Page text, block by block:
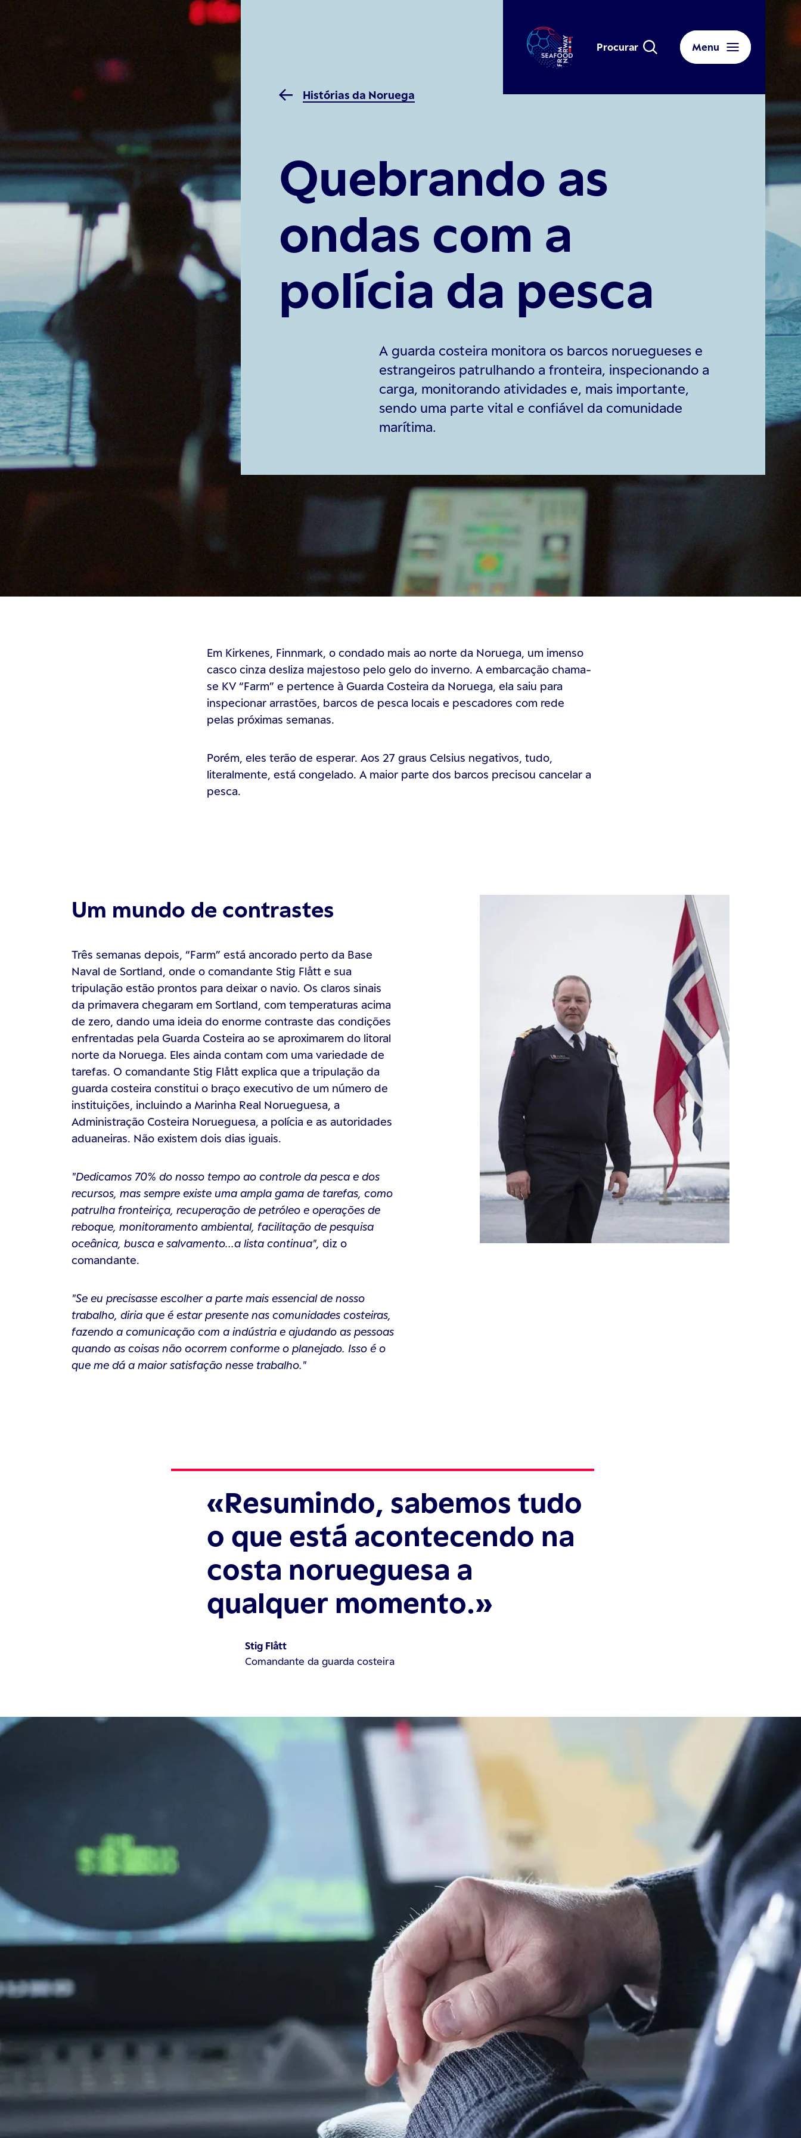
Procurar Menu
Histórias da Noruega
Quebrando as
ondas com a
polícia da pesca
A guarda costeira monitora os barcos noruegueses e
estrangeiros patrulhando a fronteira, inspecionando a
carga, monitorando atividades e, mais importante,
sendo uma parte vital e confiável da comunidade
marítima.
Em Kirkenes, Finnmark, o condado mais ao norte da Noruega, um imenso
casco cinza desliza majestoso pelo gelo do inverno. A embarcação chama-
se KV “Farm” e pertence à Guarda Costeira da Noruega, ela saiu para
inspecionar arrastões, barcos de pesca locais e pescadores com rede
pelas próximas semanas.
Porém, eles terão de esperar. Aos 27 graus Celsius negativos, tudo,
literalmente, está congelado. A maior parte dos barcos precisou cancelar a
pesca.
Um mundo de contrastes
Três semanas depois, “Farm” está ancorado perto da Base
Naval de Sortland, onde o comandante Stig Flått e sua
tripulação estão prontos para deixar o navio. Os claros sinais
da primavera chegaram em Sortland, com temperaturas acima
de zero, dando uma ideia do enorme contraste das condições
enfrentadas pela Guarda Costeira ao se aproximarem do litoral
norte da Noruega. Eles ainda contam com uma variedade de
tarefas. O comandante Stig Flått explica que a tripulação da
guarda costeira constitui o braço executivo de um número de
instituições, incluindo a Marinha Real Norueguesa, a
Administração Costeira Norueguesa, a polícia e as autoridades
aduaneiras. Não existem dois dias iguais.
"Dedicamos 70% do nosso tempo ao controle da pesca e dos
recursos, mas sempre existe uma ampla gama de tarefas, como
patrulha fronteiriça, recuperação de petróleo e operações de
reboque, monitoramento ambiental, facilitação de pesquisa
oceânica, busca e salvamento...a lista continua", diz o
comandante.
"Se eu precisasse escolher a parte mais essencial de nosso
trabalho, diria que é estar presente nas comunidades costeiras,
fazendo a comunicação com a indústria e ajudando as pessoas
quando as coisas não ocorrem conforme o planejado. Isso é o
que me dá a maior satisfação nesse trabalho."
Resumindo, sabemos tudo
o que está acontecendo na
costa norueguesa a
qualquer momento.
Stig Flått
Comandante da guarda costeira